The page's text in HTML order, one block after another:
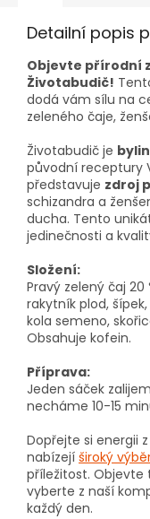
Detailní popis
Objevte přírodní
Životabudič!
dodá vám sílu na
zeleného čaje,
Životabudič je
původní receptury
představuje zdroj
schizandra a
ducha. Tento
jedinečnosti a
Složení:
Pravý zelený čaj 20
rakytník plod, šípek,
kola semeno,
Obsahuje kofein.
Příprava:
Jeden sáček
necháme 10-15
Dopřejte si energii
nabízejí široký
příležitost. Objevte
vyberte z naší
každý den.